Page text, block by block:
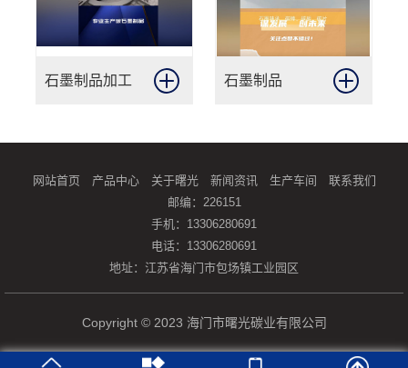
石墨制品加工 石墨制品
网站首页 产品中心 关于曙光 新闻资讯 生产车间
联系我们
邮编：226151
手机：13306280691
电话：13306280691
地址：江苏省海门市包场镇工业园区
Copyright © 2023 海门市曙光碳业有限公司